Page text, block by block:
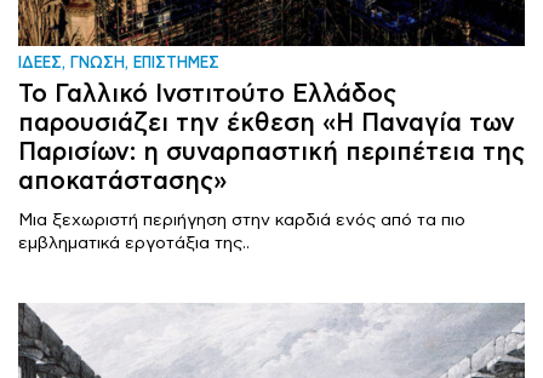
ΙΔΕΕΣ, ΓΝΩΣΗ, ΕΠΙΣΤΗΜΕΣ
Το Γαλλικό Ινστιτούτο Ελλάδος
παρουσιάζει την έκθεση «Η Παναγία των
Παρισίων: η συναρπαστική περιπέτεια της
αποκατάστασης»
Μια ξεχωριστή περιήγηση στην καρδιά ενός από τα πιο
εμβληματικά εργοτάξια της..